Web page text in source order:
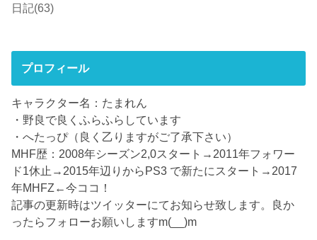
日記(63)
プロフィール
キャラクター名：たまれん
・野良で良くふらふらしています
・へたっぴ（良く乙りますがご了承下さい）
MHF歴：2008年シーズン2,0スタート→2011年フォワー
ド1休止→2015年辺りからPS3 で新たにスタート→2017
年MHFZ←今ココ！
記事の更新時はツイッターにてお知らせ致します。良か
ったらフォローお願いしますm(__)m